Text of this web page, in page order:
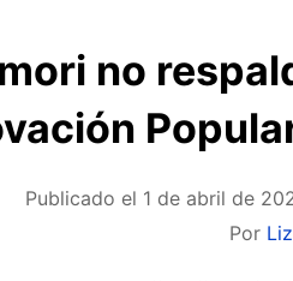
no
Publicado el 1 de abril de
Por